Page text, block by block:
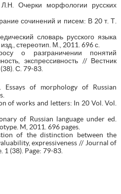
Очерки морфологии русских
сочинений и писем: В 20 т. Т.
словарь русского языка
стереотип. М., 2011. 696 с.
о разграничении понятий
экспрессивность // Вестник
С. 79-83.
Essays of morphology of Russian
of works and letters: In 20 Vol. Vol.
of Russian language under ed.
M, 2011. 696 pages.
of the distinction between the
expressiveness // Journal of
1 (38). Page: 79-83.